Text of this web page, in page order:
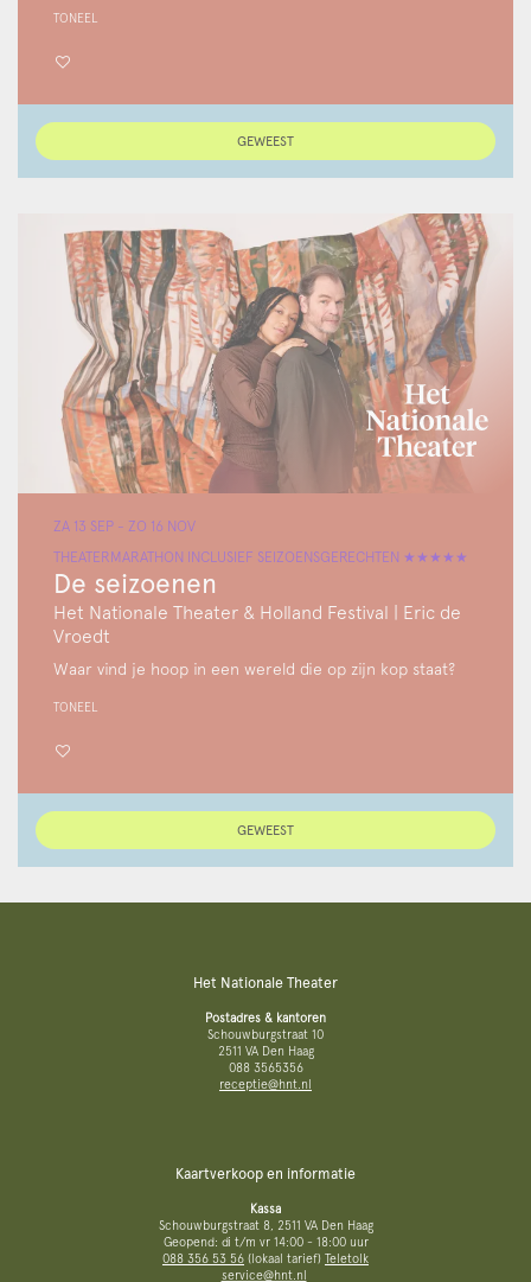
TONEEL
GEWEEST
De seizoenen
Het Nationale Theater & Holland Festival | Eric de
Vroedt
THEATERMARATHON INCLUSIEF SEIZOENSGERECHTEN ★★★★★
ZA 13 SEP - ZO 16 NOV
Waar vind je hoop in een wereld die op zijn kop staat?
TONEEL
GEWEEST
Het Nationale Theater
Postadres & kantoren
Schouwburgstraat 10
2511 VA Den Haag
088 3565356
receptie@hnt.nl
Kaartverkoop en informatie
Kassa
Schouwburgstraat 8, 2511 VA Den Haag
Geopend: di t/m vr 14:00 - 18:00 uur
088 356 53 56 (lokaal tarief) Teletolk
service@hnt.nl